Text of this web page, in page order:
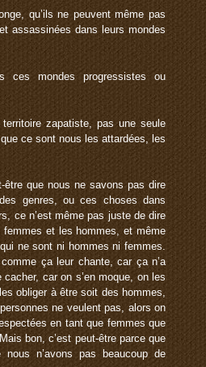
qu’ils ne peuvent même pas
assassinées dans leurs mondes
ces mondes progressistes ou
zapatiste, pas une seule
ce sont nous les attardées, les
être que nous ne savons pas dire
genres, ou ces choses dans
ce n’est même pas juste de dire
femmes et les hommes, et même
ne sont ni hommes ni femmes.
ça leur chante, car ça n’a
car on s’en moque, on les
obliger à être soit des hommes,
ne veulent pas, alors on
en tant que femmes que
bon, c’est peut-être parce que
n’avons pas beaucoup de